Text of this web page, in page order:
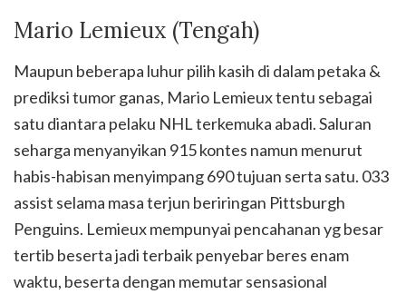
Mario Lemieux (Tengah)
Maupun beberapa luhur pilih kasih di dalam petaka &
prediksi tumor ganas, Mario Lemieux tentu sebagai
satu diantara pelaku NHL terkemuka abadi. Saluran
seharga menyanyikan 915 kontes namun menurut
habis-habisan menyimpang 690 tujuan serta satu. 033
assist selama masa terjun beriringan Pittsburgh
Penguins. Lemieux mempunyai pencahanan yg besar
tertib beserta jadi terbaik penyebar beres enam
waktu, beserta dengan memutar sensasional